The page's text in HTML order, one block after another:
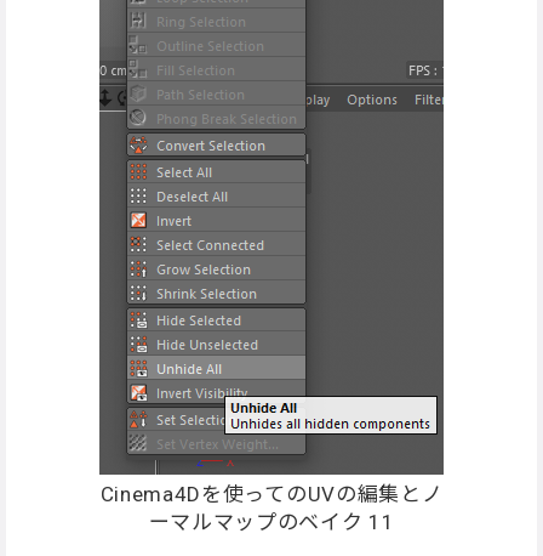
Cinema4Dを使ってのUVの編集とノ
ーマルマップのベイク 11